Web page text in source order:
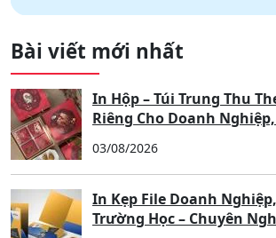
Bài viết mới nhất
In Hộp – Túi Trung Thu
Riêng Cho Doanh
03/08/2026
In Kẹp File Doanh
Trường Học – Chuyên